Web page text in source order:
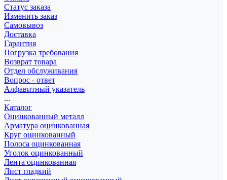
Статус заказа
Изменить заказ
Самовывоз
Доставка
Гарантия
Погрузка требования
Возврат товара
Отдел обслуживания
Вопрос - ответ
Алфавитный указатель
...
Каталог
Оцинкованный металл
Арматура оцинкованная
Круг оцинкованный
Полоса оцинкованная
Уголок оцинкованный
Лента оцинкованная
Лист гладкий